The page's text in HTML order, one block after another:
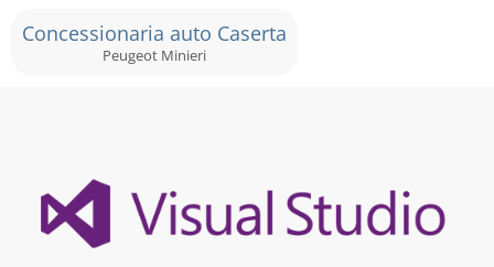
Concessionaria auto Caserta
Peugeot Minieri